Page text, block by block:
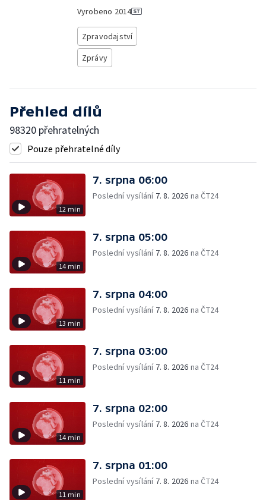
Vyrobeno 2014
Zpravodajství
Zprávy
Přehled dílů
98320 přehratelných
Pouze přehratelné díly
12 min
7. srpna 06:00
Poslední vysílání 7. 8. 2026 na ČT24
14 min
7. srpna 05:00
Poslední vysílání 7. 8. 2026 na ČT24
13 min
7. srpna 04:00
Poslední vysílání 7. 8. 2026 na ČT24
11 min
7. srpna 03:00
Poslední vysílání 7. 8. 2026 na ČT24
14 min
7. srpna 02:00
Poslední vysílání 7. 8. 2026 na ČT24
11 min
7. srpna 01:00
Poslední vysílání 7. 8. 2026 na ČT24